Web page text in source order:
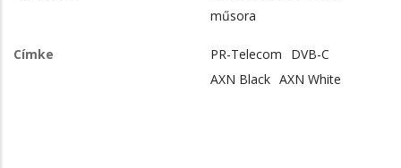
műsora
Címke PR-Telecom
DVB-C
AXN Black AXN White